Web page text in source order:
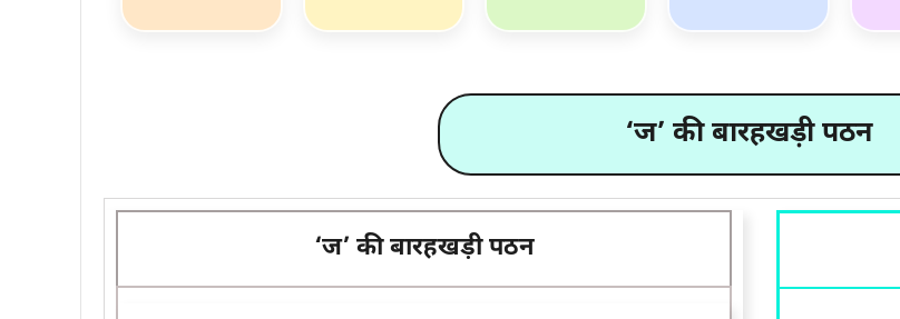
‘ज’ की बारहखड़ी पठन
‘ज’ की बारहखड़ी पठन